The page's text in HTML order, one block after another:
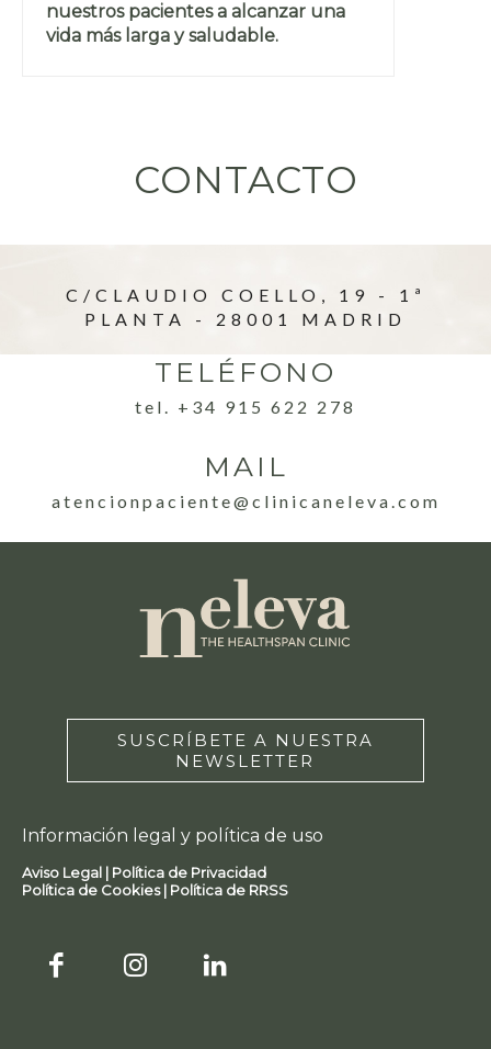
nuestros pacientes a alcanzar una
vida más larga y saludable.
CONTACTO
C/CLAUDIO COELLO, 19 - 1ª
PLANTA - 28001 MADRID
TELÉFONO
tel. +34 915 622 278
MAIL
atencionpaciente@clinicaneleva.com
SUSCRÍBETE A NUESTRA
NEWSLETTER
Información legal y política de uso
Aviso Legal | Política de Privacidad
Política de Cookies | Política de RRSS